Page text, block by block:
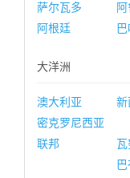
萨尔瓦多
阿根廷
大洋洲
澳大利亚 新
密克罗尼西亚
联邦
瓦